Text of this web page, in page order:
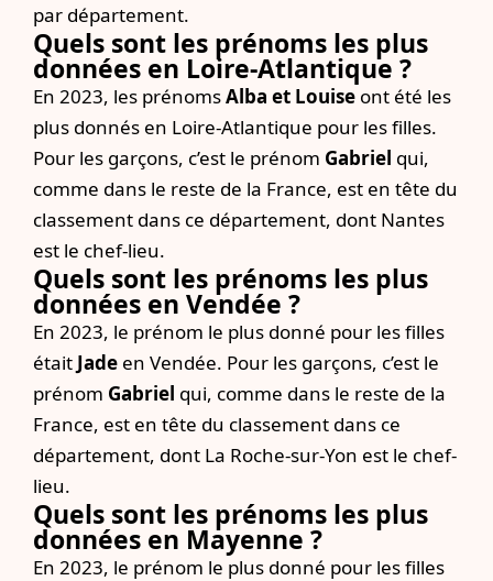
par département.
Quels sont les prénoms les plus
données en Loire-Atlantique ?
En 2023, les prénomsAlba et Louise ont été les
plus donnés en Loire-Atlantique pour les filles.
Pour les garçons, c’est le prénom Gabriel qui,
comme dans le reste de la France, est en tête du
classement dans ce département, dont Nantes
est le chef-lieu.
Quels sont les prénoms les plus
données en Vendée ?
En 2023, le prénom le plus donné pour les filles
était Jade en Vendée. Pour les garçons, c’est le
prénom Gabriel qui, comme dans le reste de la
France, est en tête du classement dans ce
département, dont La Roche-sur-Yon est le chef-
lieu.
Quels sont les prénoms les plus
données en Mayenne ?
En 2023, le prénom le plus donné pour les filles